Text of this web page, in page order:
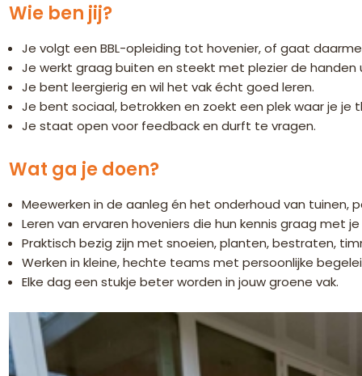
Wie ben jij?
Je volgt een BBL-opleiding tot hovenier, of gaat
Je werkt graag buiten en steekt met plezier de handen
Je bent leergierig en wil het vak écht goed leren.
Je bent sociaal, betrokken en zoekt een plek waar je je
Je staat open voor feedback en durft te vragen.
Wat ga je doen?
Meewerken in de aanleg én het onderhoud van tuinen,
Leren van ervaren hoveniers die hun kennis graag met
Praktisch bezig zijn met snoeien, planten, bestraten,
Werken in kleine, hechte teams met persoonlijke
Elke dag een stukje beter worden in jouw groene vak.